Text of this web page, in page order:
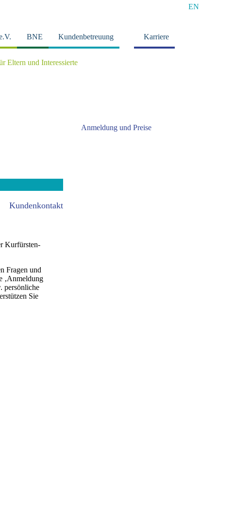
EN
BNE Kundenbetreuung Karriere
Eltern und Interessierte
Anmeldung und Preise
Kundenkontakt
Kurfürsten-
Fragen und
‚Anmeldung
persönliche
Sie